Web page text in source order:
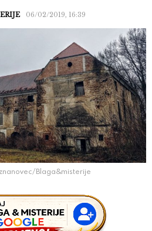
06/02/2019, 16:39
Blaga&misterije